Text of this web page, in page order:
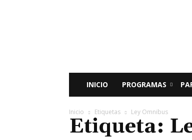
INICIO PROGRAMAS
Inicio Etiquetas Ley Omnibus
Etiqueta: